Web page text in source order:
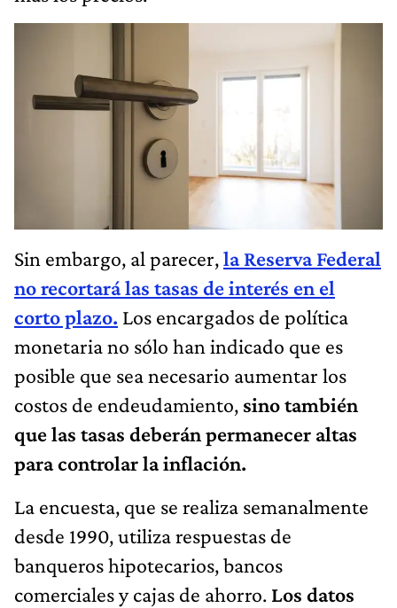
Sin embargo, al parecer,la Reserva Federal
no recortará las tasas de interés en el
corto plazo. Los encargados de política
monetaria no sólo han indicado que es
posible que sea necesario aumentar los
costos de endeudamiento, sino también
que las tasas deberán permanecer altas
para controlar la inflación.
La encuesta, que se realiza semanalmente
desde 1990, utiliza respuestas de
banqueros hipotecarios, bancos
comerciales y cajas de ahorro. Los datos